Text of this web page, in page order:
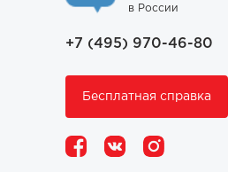
в России
+7 (495) 970-46-80
Бесплатная справка